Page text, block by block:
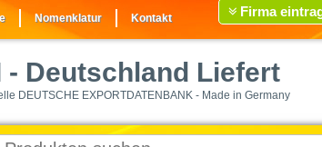
Nomenklatur Kontakt Firma
- Deutschland Liefert
DEUTSCHE EXPORTDATENBANK - Made in Germany